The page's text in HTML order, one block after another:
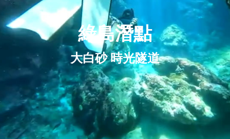
綠島潛點
大白砂 時光隧道